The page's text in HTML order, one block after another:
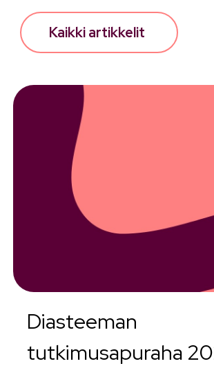
Kaikki artikkelit
Diasteeman
tutkimusapuraha